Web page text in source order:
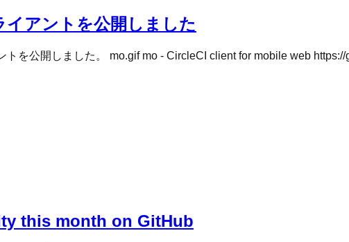
アントを公開しました
を公開しました。 mo.gif mo - CircleCI client for mobile web https://
this month on GitHub